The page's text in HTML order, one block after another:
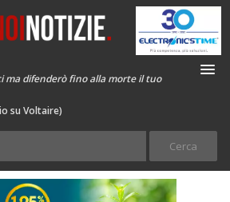
ma difenderò fino alla morte il tuo
su Voltaire)